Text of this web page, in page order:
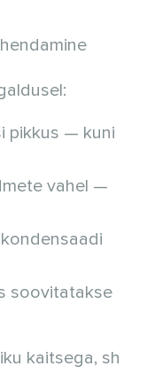
pikkus — kuni
vahel —
soovitatakse
kaitsega, sh